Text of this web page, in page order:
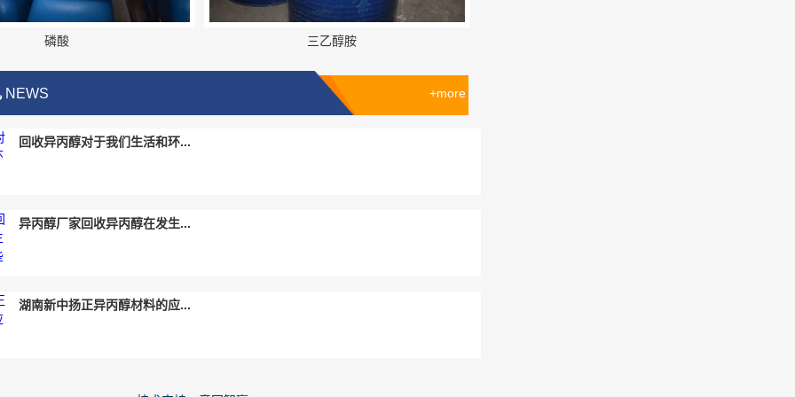
磷酸 三乙醇胺
NEWS +more
回收异丙醇对于我们生活和环...
异丙醇厂家回收异丙醇在发生...
湖南新中扬正异丙醇材料的应...